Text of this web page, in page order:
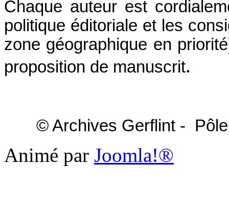
Chaque auteur est
politique éditoriale et les
zone géographique en
proposition de manuscrit.
© Archives Gerflint -
Animé par Joomla!®